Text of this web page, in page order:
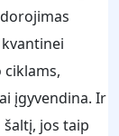
įgyvendina. Ir
jos taip